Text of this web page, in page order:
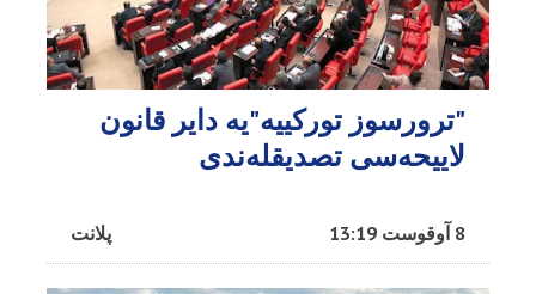
"ترورسوز تورکییه"یه دایر قانون
لاییحه‌سی تصدیقله‌ندی
پلانت 8 آوقوست 13:19